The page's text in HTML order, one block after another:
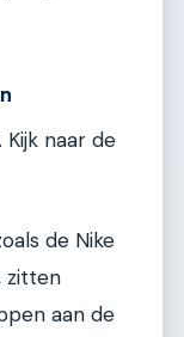
naar de
de Nike
zitten
aan de